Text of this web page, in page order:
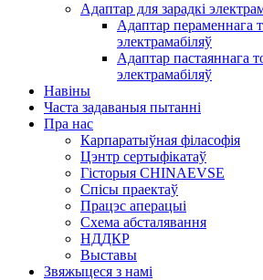
Адаптар для зарадкі
Адаптар пераменнага
электрамабіляў
Адаптар пастаяннага
электрамабіляў
Навіны
Часта задаваныя пытанні
Пра нас
Карпаратыўная філасофія
Цэнтр сертыфікатаў
Гісторыя CHINAEVSE
Спісы праектаў
Працэс аперацыі
Схема абсталявання
НДДКР
Выставы
Звяжыцеся з намі